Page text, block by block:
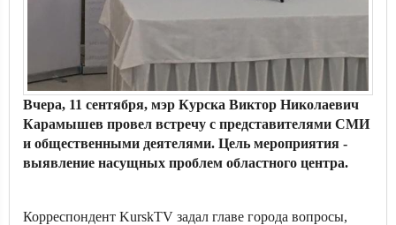
Вчера, 11 сентября, мэр Курска Виктор Николаевич
Карамышев провел встречу с представителями СМИ
и общественными деятелями. Цель мероприятия -
выявление насущных проблем областного центра.
Корреспондент KurskTV задал главе города вопросы,